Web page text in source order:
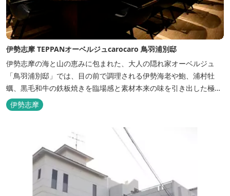
伊勢志摩 TEPPANオーベルジュcarocaro 鳥羽浦別邸
伊勢志摩の海と山の恵みに包まれた、大人の隠れ家オーベルジュ
「鳥羽浦別邸」では、目の前で調理される伊勢海老や鮑、浦村牡
蠣、黒毛和牛の鉄板焼きを臨場感と素材本来の味を引き出した極上
のお料理でご堪能いただけます。露天風呂付きなど6タイプの個性
的な客室で、特別なひとときを大切な人と共にお過ごしくださいま
せ。美食と温泉、上質な空間で贅沢な体験をお届けいたします。
伊勢志摩